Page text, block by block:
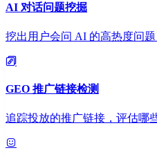
AI 对话问题挖掘
挖出用户会问 AI 的高热度问
GEO 推广链接检测
追踪投放的推广链接，评估哪